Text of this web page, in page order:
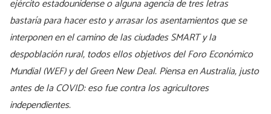
ejército estadounidense o alguna agencia de tres letras
bastaría para hacer esto y arrasar los asentamientos que se
interponen en el camino de las ciudades SMART y la
despoblación rural, todos ellos objetivos del Foro Económico
Mundial (WEF) y del Green New Deal. Piensa en Australia, justo
antes de la COVID: eso fue contra los agricultores
independientes.